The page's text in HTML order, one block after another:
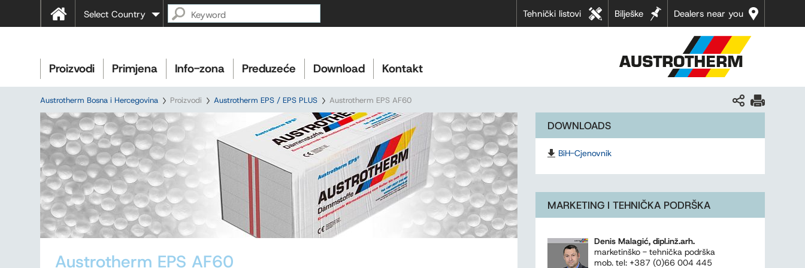
Dealers near you
Bilješke
Tehnički listovi
Select Country
Proizvodi Primjena Info-zona Preduzeće Download Kontakt
Austrotherm Bosna i Hercegovina Proizvodi Austrotherm EPS / EPS PLUS Austrotherm EPS AF60
Austrotherm EPS AF60
DOWNLOADS
BiH-Cjenovnik
MARKETING I TEHNIČKA PODRŠKA
Denis Malagić, dipl.inž.arh.
marketinško - tehnička podrška
mob. tel: +387 (0)66 004 445